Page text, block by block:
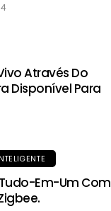
Através Do
Disponível Para
Em-Um Com